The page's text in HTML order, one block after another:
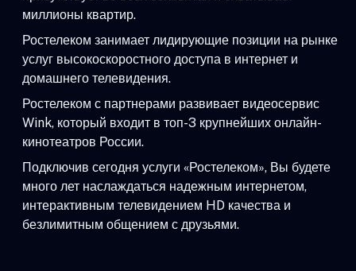
миллионы квартир.
Ростелеком занимает лидирующие позиции на рынке
услуг высокоскоростного доступа в интернет и
домашнего телевидения.
Ростелеком с партнерами развивает видеосервис
Wink, который входит в топ-3 крупнейших онлайн-
кинотеатров России.
Подключив сегодня услуги «Ростелеком», Вы будете
много лет наслаждаться надежным интернетом,
интерактивным телевидением HD качества и
безлимитным общением с друзьями.